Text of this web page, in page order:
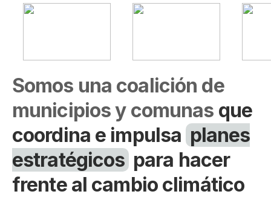
Empleos Verdes Locales
Somos una coalición de
municipios y comunas que
coordina e impulsa planes
estratégicospara hacer
frente al cambio climático